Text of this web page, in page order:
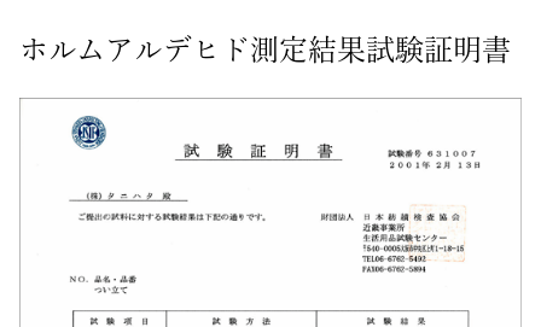
ホルムアルデヒド測定結果試験証明書